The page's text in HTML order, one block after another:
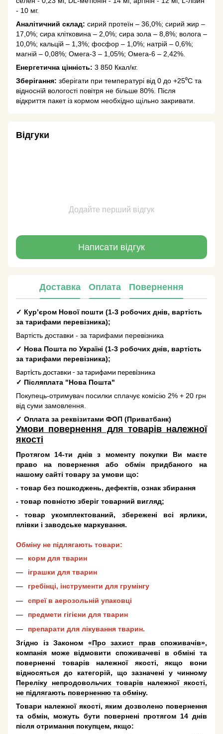
- 10 мг.
Аналітичний склад: сирий протеїн – 36,0%; сирий жир –
17,0%; сира клітковина – 2,0%; сира зола – 8,8%; волога –
10,0%; кальцій – 1,3%; фосфор – 1,0%; натрій – 0,6%;
магній – 0,08%; Омега-3 – 1,05%; Омега-6 – 2,42%.
Енергетична цінність: 3 850 Ккал/кг.
Зберігання: зберігати при температурі від 0 до +25⁰С та
відносній вологості повітря не більше 80%. Після
відкриття пакет із кормом необхідно щільно закривати.
Відгуки
Додайте перший відгук
Написати відгук
Доставка Оплата Повернення
✓ Кур’єром Нової пошти (1-3 робочих днів, вартість
за тарифами перевізника);
Вартість доставки - за тарифами перевізника
✓ Нова Пошта по Україні (1-3 робочих днів, вартість
за тарифами перевізника);
Вартість доставки - за тарифами перевізника
✓ Післяплата "Нова Пошта"
Покупець-отримувач посилки сплачує комісію 2% + 20 грн
від суми замовлення.
✓ Оплата за реквізитами ФОП (Приватбанк)
Умови повернення для товарів належної
якості
Протягом 14-ти днів з моменту покупки Ви маєте
право на повернення або обмін придбаного на
нашому сайті товару за умови що:
- товар без пошкоджень, дефектів, ознак збирання
- товар повністю зберіг товарний вигляд;
- товар укомплектований, збережені всі ярлики,
плівки і заводське маркування.
Обміну не підлягають товари:
корм для тварин
іграшки для тварин
гребінці, інструменти для грумінгу
спреї в аерозольній упаковці
предмети гігієни для тварин
препарати для лікування тварин.
Згідно із Законом «Про захист прав споживачів»,
компанія може відмовити споживачеві в обміні та
поверненні товарів належної якості, якщо вони
відносяться до категорій, що зазначені у чинному
Переліку непродовольчих товарів належної якості,
не підлягають поверненню та обміну.
Товари належної якості, яким дозволено повернення
та обмін, можуть бути повернені протягом 14 днів
після отримання покупцем, якщо: